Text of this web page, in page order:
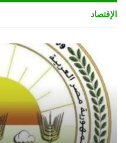
الإقتصاد